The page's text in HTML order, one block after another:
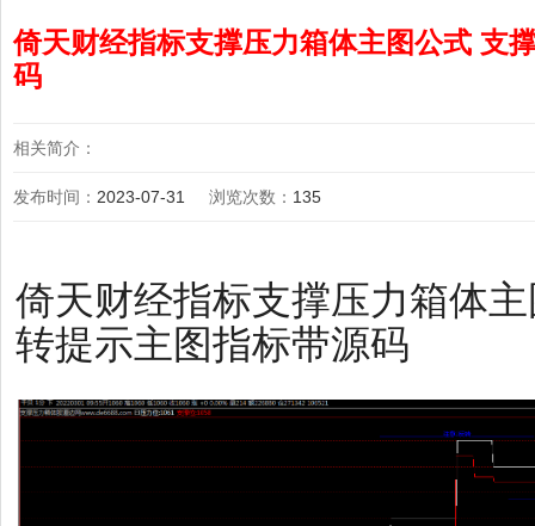
倚天财经指标支撑压力箱体主图公式 支
码
相关简介：
发布时间： 2023-07-31 浏览次数： 135
倚天财经指标支撑压力箱体
转提示主图指标带源码